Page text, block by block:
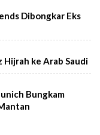
Dibongkar Eks
Hijrah ke Arab Saudi
Bungkam